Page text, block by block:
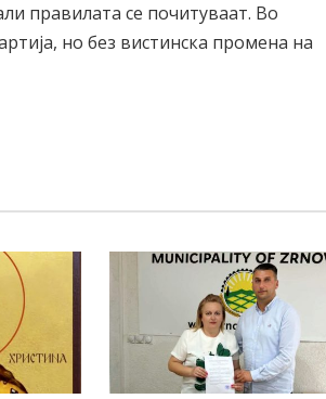
правилата се почитуваат. Во
но без вистинска промена на